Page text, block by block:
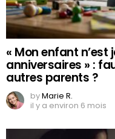
« Mon enfant
anniversaires » :
autres parents ?
byMarie R.
il y a environ 6 mois